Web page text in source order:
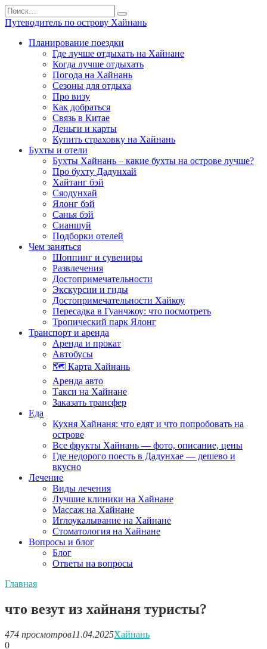
Перейти
к
содержанию
Search
for:
Путеводитель по острову Хайнань
Планирование поездки
Где лучше отдыхать на Хайнане
Когда лучше отдыхать
Погода на Хайнань
Сезоны для отдыха
Про визу
Как добраться
Связь в Китае
Деньги и карты
Купить страховку на Хайнань
Бухты и отели
Бухты Хайнань – какие бухты на острове лучше?
Про бухту Дадунхай
Хайтанг бэй
Сяодунхай
Ялонг бэй
Санья бэй
Сианшуй
Подборки отелей
Чем заняться
Шоппинг и сувениры
Развлечения
Достопримечательности
Экскурсии и гиды
Достопримечательности Хайкоу
Пересадка в Гуанчжоу: что посмотреть
Тропический парк Ялонг
Транспорт и аренда
Аренда и прокат
Автобусы
🗺️ Карта Хайнань
Аренда авто
Такси на Хайнане
Заказать трансфер
Еда
Кухня Хайнаня: что едят и что попробовать на
острове
Все фрукты Хайнань — фото, описание, цены
Где недорого поесть в Дадунхае — дешево и
вкусно
Лечение
Виды лечения
Лучшие клиники на Хайнане
Массаж на Хайнане
Иглоукалывание на Хайнане
Стоматология на Хайнане
Вопросы и блог
Блог
Ответы на вопросы
Главная
что везут из хайнаня туристы?
474 просмотров11.04.2025Хайнань
0